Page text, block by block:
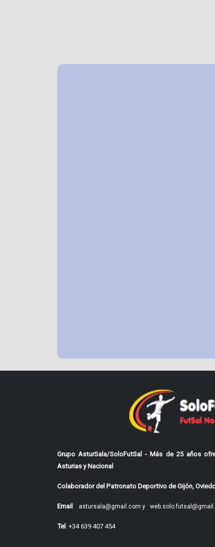
Grupo AsturSala/SoloFutSal - Más de 25 años
Asturias y Nacional
Colaborador del Patronato Deportivo de Gijón,
Email: astursala@gmail.com y
Tel: +34 639 407 454